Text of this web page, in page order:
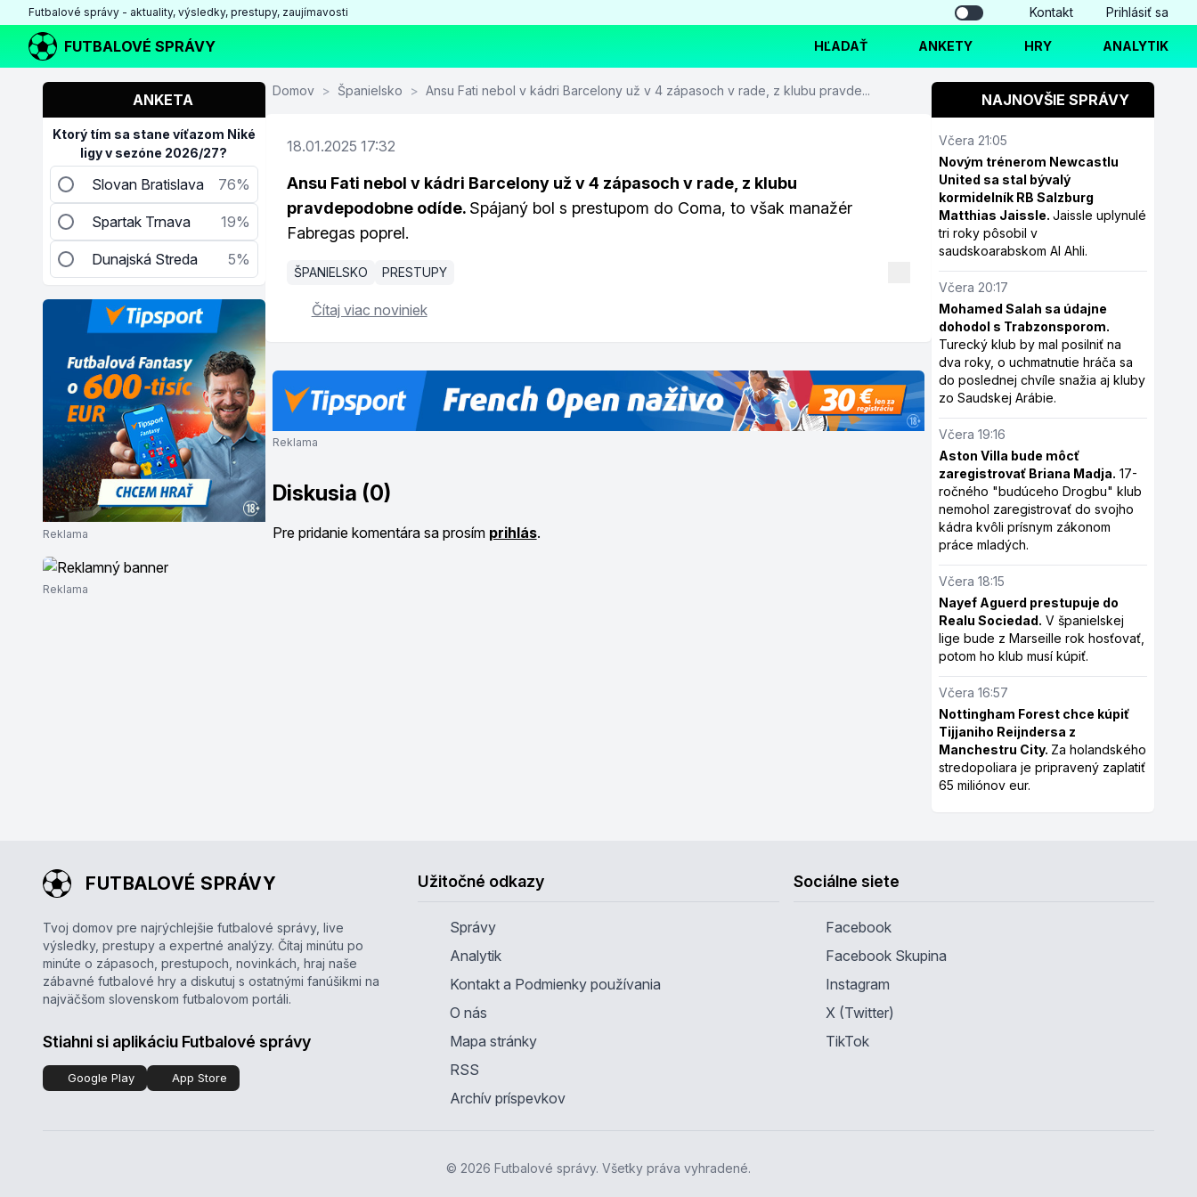
Futbalové správy - aktuality, výsledky, prestupy, zaujímavosti Kontakt Prihlásiť sa
FUTBALOVÉ SPRÁVY HĽADAŤ ANKETY HRY ANALYTIK
ANKETA
Ktorý tím sa stane víťazom Niké
ligy v sezóne 2026/27?
Slovan Bratislava 76%
Spartak Trnava 19%
Dunajská Streda 5%
Reklama
Reklama
Domov > Španielsko > Ansu Fati nebol v kádri Barcelony už v 4 zápasoch v rade, z klubu pravde...
18.01.2025 17:32
Ansu Fati nebol v kádri Barcelony už v 4 zápasoch v rade, z klubu
pravdepodobne odíde. Spájaný bol s prestupom do Coma, to však manažér
Fabregas poprel.
ŠPANIELSKO PRESTUPY
Čítaj viac noviniek
Reklama
Diskusia (0)
Pre pridanie komentára sa prosím prihlás.
NAJNOVŠIE SPRÁVY
Včera 21:05
Novým trénerom Newcastlu
United sa stal bývalý
kormidelník RB Salzburg
Matthias Jaissle.Jaissle uplynulé
tri roky pôsobil v
saudskoarabskom Al Ahli.
Včera 20:17
Mohamed Salah sa údajne
dohodol s Trabzonsporom.
Turecký klub by mal posilniť na
dva roky, o uchmatnutie hráča sa
do poslednej chvíle snažia aj kluby
zo Saudskej Arábie.
Včera 19:16
Aston Villa bude môcť
zaregistrovať Briana Madja. 17-
ročného "budúceho Drogbu" klub
nemohol zaregistrovať do svojho
kádra kvôli prísnym zákonom
práce mladých.
Včera 18:15
Nayef Aguerd prestupuje do
Realu Sociedad. V španielskej
lige bude z Marseille rok hosťovať,
potom ho klub musí kúpiť.
Včera 16:57
Nottingham Forest chce kúpiť
Tijjaniho Reijndersa z
Manchestru City. Za holandského
stredopoliara je pripravený zaplatiť
65 miliónov eur.
FUTBALOVÉ SPRÁVY
Tvoj domov pre najrýchlejšie futbalové správy, live
výsledky, prestupy a expertné analýzy. Čítaj minútu po
minúte o zápasoch, prestupoch, novinkách, hraj naše
zábavné futbalové hry a diskutuj s ostatnými fanúšikmi na
najväčšom slovenskom futbalovom portáli.
Stiahni si aplikáciu Futbalové správy
Google Play App Store
Užitočné odkazy
Správy
Analytik
Kontakt a Podmienky používania
O nás
Mapa stránky
RSS
Archív príspevkov
Sociálne siete
Facebook
Facebook Skupina
Instagram
X (Twitter)
TikTok
© 2026 Futbalové správy. Všetky práva vyhradené.